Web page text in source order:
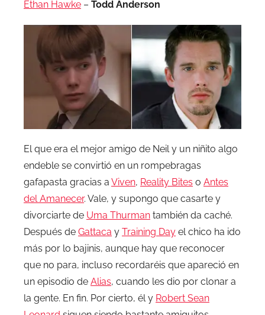
Ethan Hawke – Todd Anderson
El que era el mejor amigo de Neil y un niñito algo
endeble se convirtió en un rompebragas
gafapasta gracias a Viven, Reality Bites o Antes
del Amanecer. Vale, y supongo que casarte y
divorciarte de Uma Thurman también da caché.
Después de Gattaca y Training Day el chico ha ido
más por lo bajinis, aunque hay que reconocer
que no para, incluso recordaréis que apareció en
un episodio de Alias, cuando les dio por clonar a
la gente. En fin. Por cierto, él y Robert Sean